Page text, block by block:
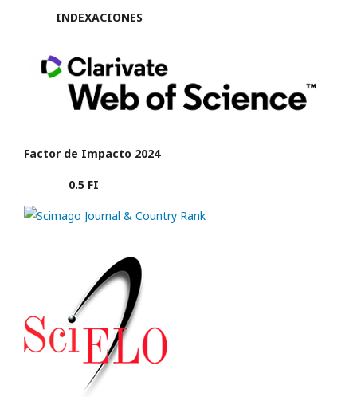
INDEXACIONES
Factor de Impacto 2024
0.5 FI